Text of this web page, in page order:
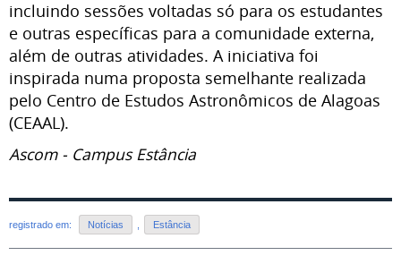
incluindo sessões voltadas só para os estudantes
e outras específicas para a comunidade externa,
além de outras atividades. A iniciativa foi
inspirada numa proposta semelhante realizada
pelo Centro de Estudos Astronômicos de Alagoas
(CEAAL).
Ascom - Campus Estância
registrado em: Notícias Estância